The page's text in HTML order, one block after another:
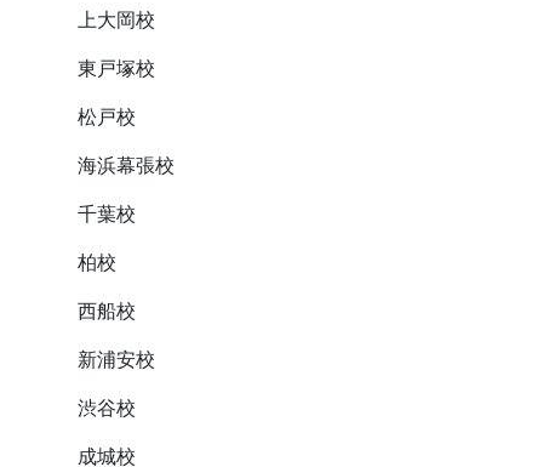
上大岡校
東戸塚校
松戸校
海浜幕張校
千葉校
柏校
西船校
新浦安校
渋谷校
成城校